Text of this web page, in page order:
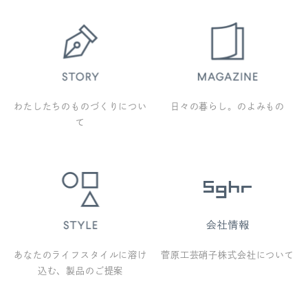
わたしたちのものづくりについ
て
日々の暮らし。のよみもの
あなたのライフスタイルに溶け
込む、製品のご提案
菅原工芸硝子株式会社について